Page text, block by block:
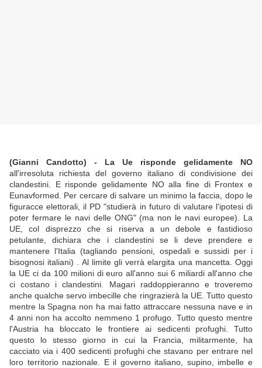
(Gianni Candotto) - La Ue risponde gelidamente NO
all'irresoluta richiesta del governo italiano di condivisione dei
clandestini. E risponde gelidamente NO alla fine di Frontex e
Eunavformed. Per cercare di salvare un minimo la faccia, dopo le
figuracce elettorali, il PD "studierà in futuro di valutare l'ipotesi di
poter fermare le navi delle ONG" (ma non le navi europee). La
UE, col disprezzo che si riserva a un debole e fastidioso
petulante, dichiara che i clandestini se li deve prendere e
mantenere l'Italia (tagliando pensioni, ospedali e sussidi per i
bisognosi italiani) . Al limite gli verrà elargita una mancetta. Oggi
la UE ci da 100 milioni di euro all'anno sui 6 miliardi all'anno che
ci costano i clandestini. Magari raddoppieranno e troveremo
anche qualche servo imbecille che ringrazierà la UE. Tutto questo
mentre la Spagna non ha mai fatto attraccare nessuna nave e in
4 anni non ha accolto nemmeno 1 profugo. Tutto questo mentre
l'Austria ha bloccato le frontiere ai sedicenti profughi. Tutto
questo lo stesso giorno in cui la Francia, militarmente, ha
cacciato via i 400 sedicenti profughi che stavano per entrare nel
loro territorio nazionale. E il governo italiano, supino, imbelle e